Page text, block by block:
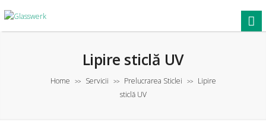
Lipire sticlă UV
Home >> Servicii >> Prelucrarea Sticlei >>
Lipire
sticlă UV